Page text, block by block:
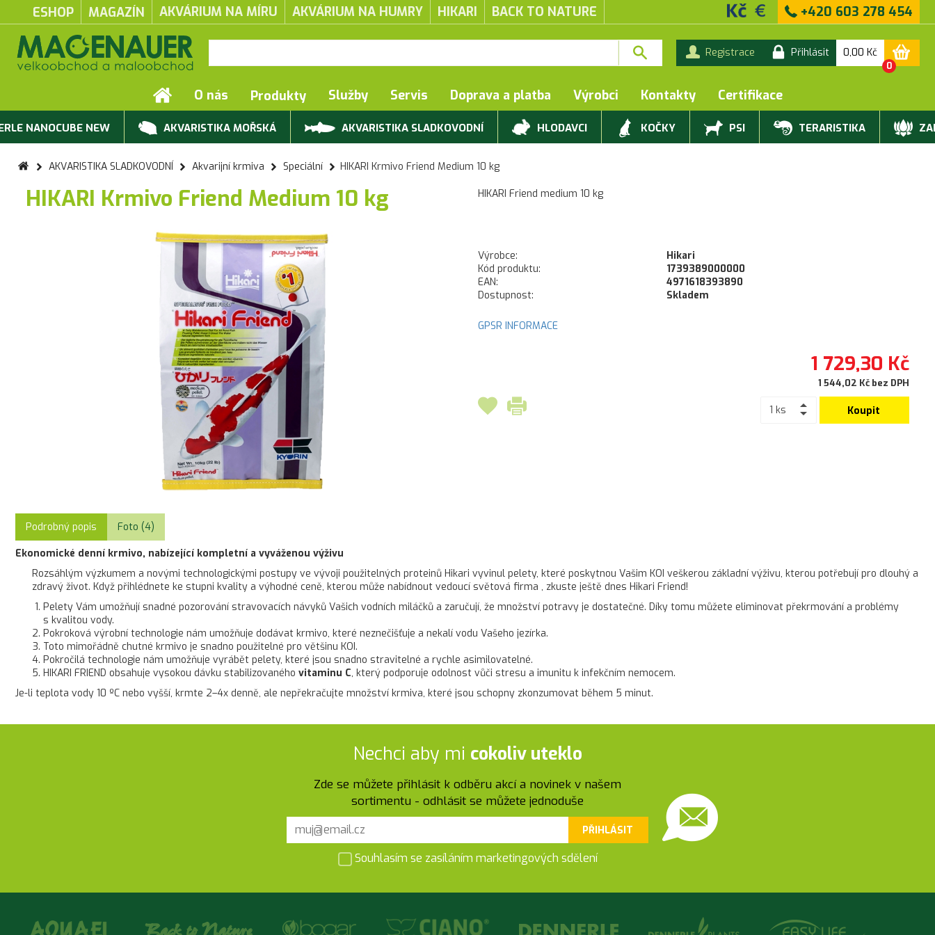
ESHOP MAGAZÍN AKVÁRIUM NA MÍRU AKVÁRIUM NA HUMRY HIKARI BACK TO NATURE +420 603 278 454
Registrace Přihlásit 0,00 Kč
0
O nás Produkty Služby Servis Doprava a platba Výrobci Kontakty Certifikace
NANOCUBE NEW AKVARISTIKA MOŘSKÁ AKVARISTIKA SLADKOVODNÍ HLODAVCI KOČKY PSI TERARISTIKA
AKVARISTIKA SLADKOVODNÍ Akvarijní krmiva Speciální HIKARI Krmivo Friend Medium 10 kg
HIKARI Krmivo Friend Medium 10 kg HIKARI Friend medium 10 kg
Výrobce:
Hikari
Kód produktu:
1739389000000
EAN:
4971618393890
Dostupnost:
Skladem
GPSR INFORMACE
1 729,30 Kč
1 544,02 Kč bez DPH
Koupit
Podrobný popis
Foto (4)
Ekonomické denní krmivo, nabízející kompletní a vyváženou výživu
Rozsáhlým výzkumem a novými technologickými postupy ve vývoji použitelných proteinů Hikari vyvinul pelety, které poskytnou Vašim KOI veškerou základní výživu, kterou potřebují pro dlouhý a
zdravý život. Když přihlédnete ke stupni kvality a výhodné ceně, kterou může nabídnout vedoucí světová firma , zkuste ještě dnes Hikari Friend!
Pelety Vám umožňují snadné pozorování stravovacích návyků Vašich vodních miláčků a zaručují, že množství potravy je dostatečné. Díky tomu můžete eliminovat překrmování a problémy
s kvalitou vody.
Pokroková výrobní technologie nám umožňuje dodávat krmivo, které neznečišťuje a nekalí vodu Vašeho jezírka.
Toto mimořádně chutné krmivo je snadno použitelné pro většinu KOI.
Pokročilá technologie nám umožňuje vyrábět pelety, které jsou snadno stravitelné a rychle asimilovatelné.
HIKARI FRIEND obsahuje vysokou dávku stabilizovaného vitaminu C, který podporuje odolnost vůči stresu a imunitu k infekčním nemocem.
Je-li teplota vody 10 ºC nebo vyšší, krmte 2–4x denně, ale nepřekračujte množství krmiva, které jsou schopny zkonzumovat během 5 minut.
Nechci aby mi cokoliv uteklo
Zde se můžete přihlásit k odběru akcí a novinek v našem
sortimentu - odhlásit se můžete jednoduše
PŘIHLÁSIT
Souhlasím se zasíláním marketingových sdělení